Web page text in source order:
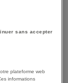
sans accepter
plateforme web
informations